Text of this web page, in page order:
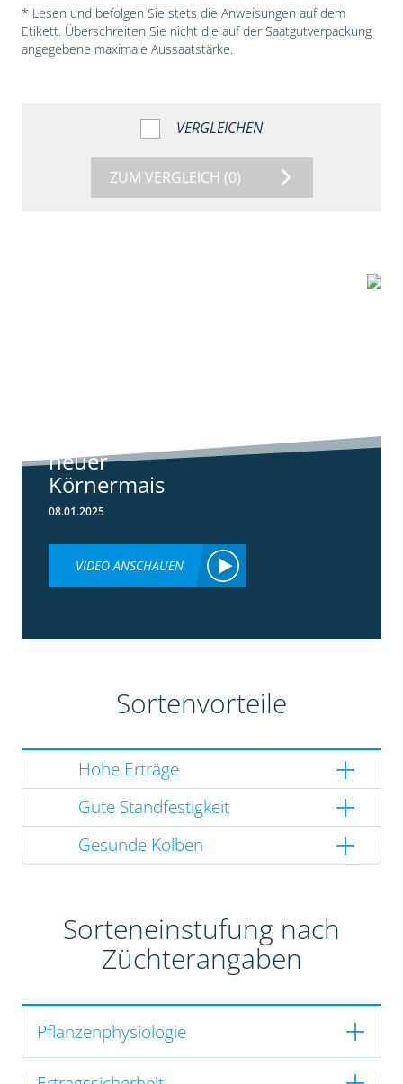
* Lesen und befolgen Sie stets die Anweisungen auf dem
Etikett. Überschreiten Sie nicht die auf der Saatgutverpackung
angegebene maximale Aussaatstärke.
VERGLEICHEN
ZUM VERGLEICH (0)
neuer
Körnermais
08.01.2025
VIDEO ANSCHAUEN
Sortenvorteile
Hohe Erträge
Gute Standfestigkeit
Gesunde Kolben
Sorteneinstufung nach
Züchterangaben
Pflanzenphysiologie